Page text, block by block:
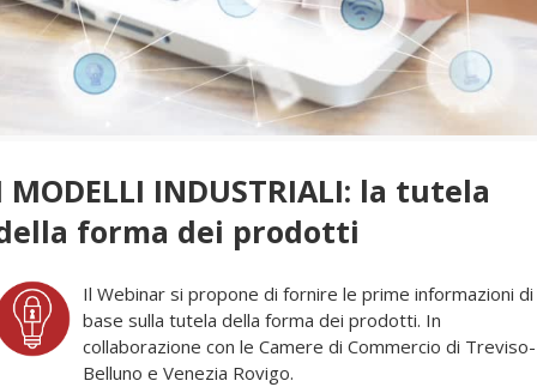
MODELLI INDUSTRIALI: la tutela
forma dei prodotti
Il Webinar si propone di fornire le prime informazioni di
base sulla tutela della forma dei prodotti. In
collaborazione con le Camere di Commercio di Treviso-
Belluno e Venezia Rovigo.